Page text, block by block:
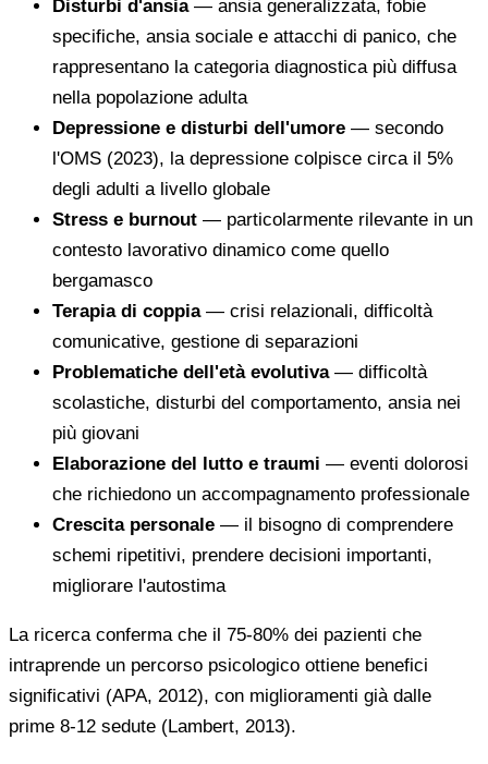
Disturbi d'ansia— ansia generalizzata, fobie
specifiche, ansia sociale e attacchi di panico, che
rappresentano la categoria diagnostica più diffusa
nella popolazione adulta
Depressione e disturbi dell'umore — secondo
l'OMS (2023), la depressione colpisce circa il 5%
degli adulti a livello globale
Stress e burnout — particolarmente rilevante in un
contesto lavorativo dinamico come quello
bergamasco
Terapia di coppia— crisi relazionali, difficoltà
comunicative, gestione di separazioni
Problematiche dell'età evolutiva— difficoltà
scolastiche, disturbi del comportamento, ansia nei
più giovani
Elaborazione del lutto e traumi — eventi dolorosi
che richiedono un accompagnamento professionale
Crescita personale — il bisogno di comprendere
schemi ripetitivi, prendere decisioni importanti,
migliorare l'autostima
La ricerca conferma che il 75-80% dei pazienti che
intraprende un percorso psicologico ottiene benefici
significativi (APA, 2012), con miglioramenti già dalle
prime 8-12 sedute (Lambert, 2013).